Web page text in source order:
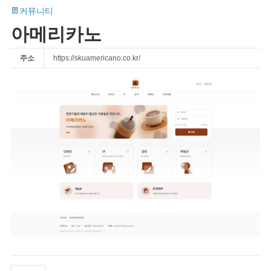
커뮤니티
아메리카노
주소 https://skuamericano.co.kr/